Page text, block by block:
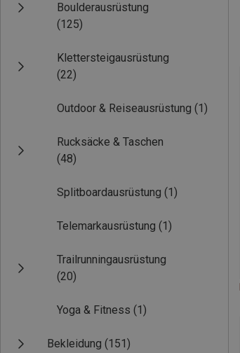
Boulderausrüstung
(125)
Klettersteigausrüstung
(22)
Outdoor & Reiseausrüstung (1)
Rucksäcke & Taschen
(48)
Splitboardausrüstung (1)
Telemarkausrüstung (1)
Trailrunningausrüstung
(20)
Yoga & Fitness (1)
Bekleidung (151)